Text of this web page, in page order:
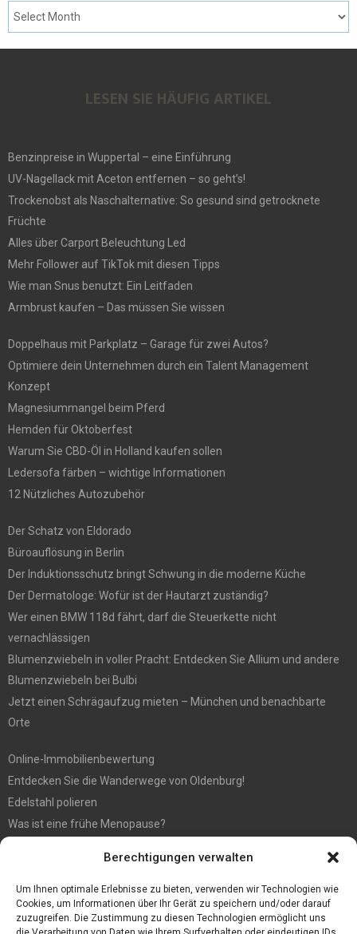
Berechtigungen verwalten
Um Ihnen optimale Erlebnisse zu bieten, verwenden wir Technologien wie
Cookies, um Informationen über Ihr Gerät zu speichern und/oder darauf
zuzugreifen. Die Zustimmung zu diesen Technologien ermöglicht uns
LESEN SIE HÄUFIG ARTIKEL
Benzinpreise in Wuppertal – eine Einführung
UV-Nagellack mit Aceton entfernen – so geht’s!
Trockenobst als Naschalternative: So gesund sind getrocknete
Früchte
Alles über Carport Beleuchtung Led
Mehr Follower auf TikTok mit diesen Tipps
Wie man Snus benutzt: Ein Leitfaden
Armbrust kaufen – Das müssen Sie wissen
Doppelhaus mit Parkplatz – Garage für zwei Autos?
Optimiere dein Unternehmen durch ein Talent Management
Konzept
Magnesiummangel beim Pferd
Hemden für Oktoberfest
Warum Sie CBD-Öl in Holland kaufen sollen
Ledersofa färben – wichtige Informationen
12 Nützliches Autozubehör
Der Schatz von Eldorado
Büroauflösung in Berlin
Der Induktionsschutz bringt Schwung in die moderne Küche
Der Dermatologe: Wofür ist der Hautarzt zuständig?
Wer einen BMW 118d fährt, darf die Steuerkette nicht
vernachlässigen
Blumenzwiebeln in voller Pracht: Entdecken Sie Allium und andere
Blumenzwiebeln bei Bulbi
Jetzt einen Schrägaufzug mieten – München und benachbarte
Orte
Online-Immobilienbewertung
Entdecken Sie die Wanderwege von Oldenburg!
Edelstahl polieren
Was ist eine frühe Menopause?
Tipps für günstige Parkplätze am Flughafen Köln
5 Dinge, die Sie tun müssen, wenn Sie nach Ibiza reisen